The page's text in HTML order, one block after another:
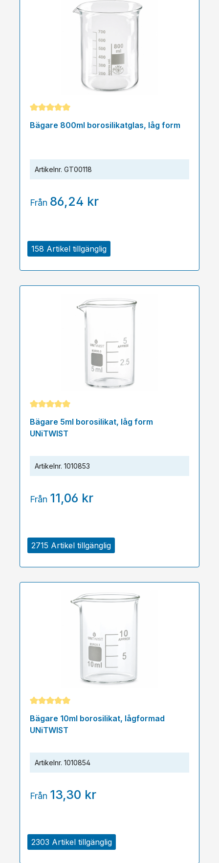
158 Artikel tillgänglig
Genomsnittligt betyg på 5 av 5 stjärnor
Bägare 800ml borosilikatglas, låg form
Artikelnr. GT00118
Från 86,24 kr
2715 Artikel tillgänglig
Genomsnittligt betyg på 5 av 5 stjärnor
Bägare 5ml borosilikat, låg form
UNiTWIST
Artikelnr. 1010853
Från 11,06 kr
2303 Artikel tillgänglig
Genomsnittligt betyg på 5 av 5 stjärnor
Bägare 10ml borosilikat, lågformad
UNiTWIST
Artikelnr. 1010854
Från 13,30 kr